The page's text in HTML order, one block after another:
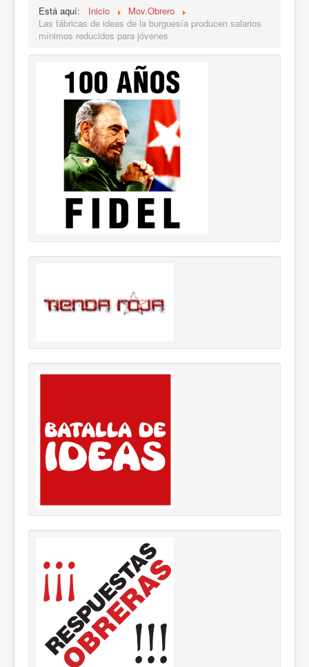
Está aquí: Inicio
Mov.Obrero
Las fábricas de ideas de la burguesía producen salarios
mínimos reducidos para jóvenes